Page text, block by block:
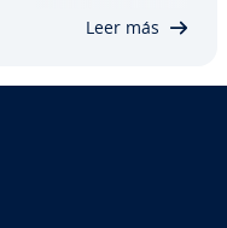
Leer más